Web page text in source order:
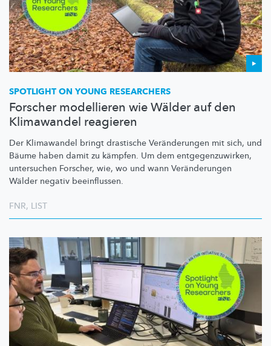
SPOTLIGHT ON YOUNG RESEARCHERS
Forscher modellieren wie Wälder auf den
Klimawandel reagieren
Der Klimawandel bringt drastische Veränderungen mit sich, und
Bäume haben damit zu kämpfen. Um dem entgegenzuwirken,
untersuchen Forscher, wie, wo und wann Veränderungen
Wälder negativ beeinflussen.
FNR, LIST